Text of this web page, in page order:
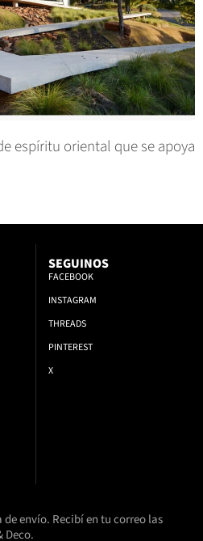
espíritu oriental que se apoya
SEGUINOS
FACEBOOK
INSTAGRAM
THREADS
PINTEREST
X
envío. Recibí en tu correo las
Deco.